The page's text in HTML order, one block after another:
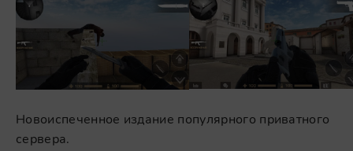
Новоиспеченное издание популярного приватного
сервера.